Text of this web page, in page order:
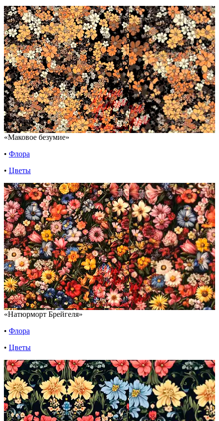
«Маковое безумие»
• Флора
• Цветы
«Натюрморт Брейгеля»
• Флора
• Цветы